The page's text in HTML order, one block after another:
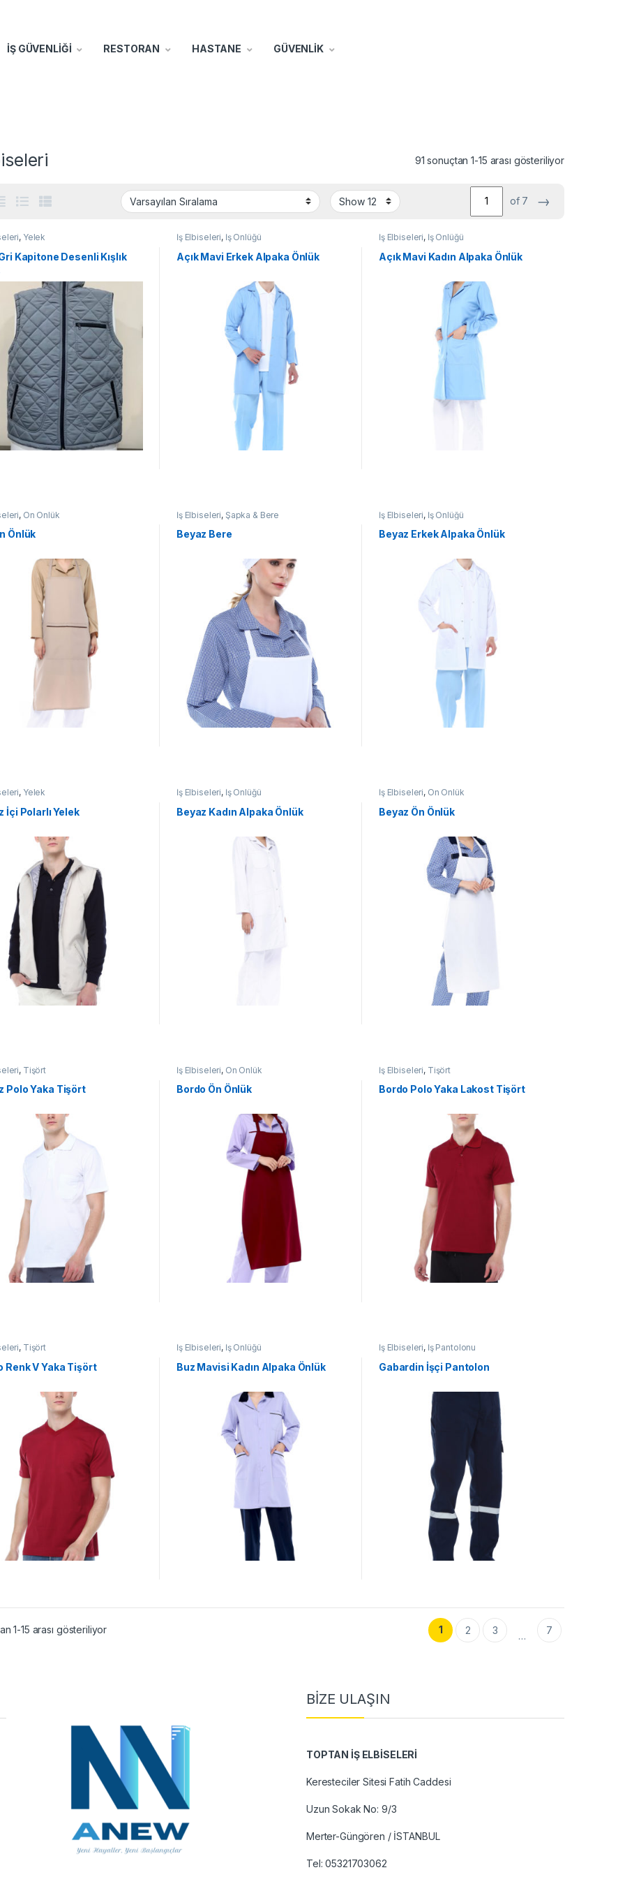
İŞ GÜVENLİĞİ RESTORAN HASTANE GÜVENLİK
91 sonuçtan 1-15 arası gösteriliyor
of 7 →
, Yelek
Kapitone Desenli Kışlık
İş Elbiseleri, İş Önlüğü
Açık Mavi Erkek Alpaka Önlük
İş Elbiseleri, İş Önlüğü
Açık Mavi Kadın Alpaka Önlük
, Ön Önlük
Önlük
İş Elbiseleri, Şapka & Bere
Beyaz Bere
İş Elbiseleri, İş Önlüğü
Beyaz Erkek Alpaka Önlük
, Yelek
İçi Polarlı Yelek
İş Elbiseleri, İş Önlüğü
Beyaz Kadın Alpaka Önlük
İş Elbiseleri, Ön Önlük
Beyaz Ön Önlük
, Tişört
Polo Yaka Tişört
İş Elbiseleri, Ön Önlük
Bordo Ön Önlük
İş Elbiseleri, Tişört
Bordo Polo Yaka Lakost Tişört
, Tişört
Renk V Yaka Tişört
İş Elbiseleri, İş Önlüğü
Buz Mavisi Kadın Alpaka Önlük
İş Elbiseleri, İş Pantolonu
Gabardin İşçi Pantolon
1-15 arası gösteriliyor 1 2 3 … 7
BİZE ULAŞIN
TOPTAN İŞ ELBİSELERİ
Keresteciler Sitesi Fatih Caddesi
Uzun Sokak No: 9/3
Merter-Güngören / İSTANBUL
Tel:05321703062